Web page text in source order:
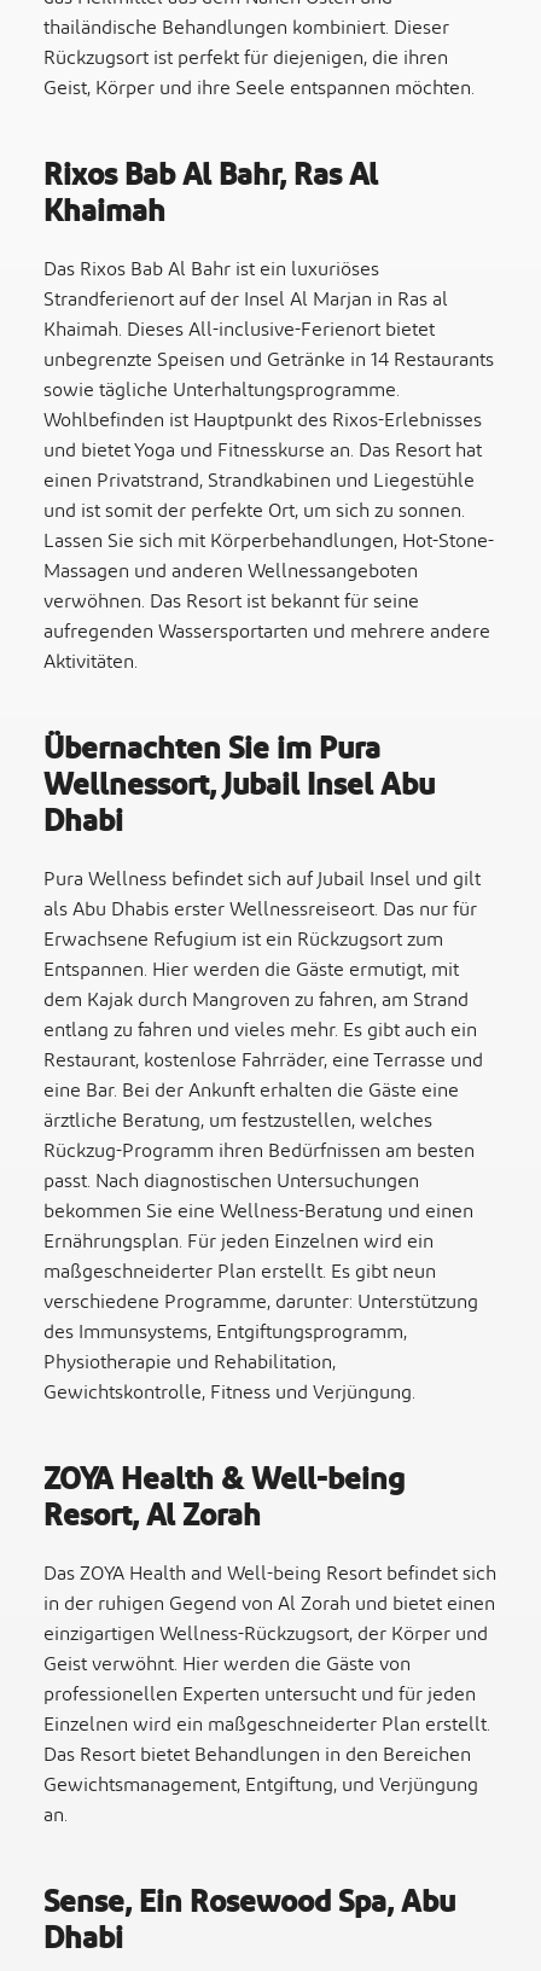
thailändische Behandlungen kombiniert. Dieser
Rückzugsort ist perfekt für diejenigen, die ihren
Geist, Körper und ihre Seele entspannen möchten.
Rixos Bab Al Bahr, Ras Al
Khaimah
Das Rixos Bab Al Bahr ist ein luxuriöses
Strandferienort auf der Insel Al Marjan in Ras al
Khaimah. Dieses All-inclusive-Ferienort bietet
unbegrenzte Speisen und Getränke in 14 Restaurants
sowie tägliche Unterhaltungsprogramme.
Wohlbefinden ist Hauptpunkt des Rixos-Erlebnisses
und bietet Yoga und Fitnesskurse an. Das Resort hat
einen Privatstrand, Strandkabinen und Liegestühle
und ist somit der perfekte Ort, um sich zu sonnen.
Lassen Sie sich mit Körperbehandlungen, Hot-Stone-
Massagen und anderen Wellnessangeboten
verwöhnen. Das Resort ist bekannt für seine
aufregenden Wassersportarten und mehrere andere
Aktivitäten.
Übernachten Sie im Pura
Wellnessort, Jubail Insel Abu
Dhabi
Pura Wellness befindet sich auf Jubail Insel und gilt
als Abu Dhabis erster Wellnessreiseort. Das nur für
Erwachsene Refugium ist ein Rückzugsort zum
Entspannen. Hier werden die Gäste ermutigt, mit
dem Kajak durch Mangroven zu fahren, am Strand
entlang zu fahren und vieles mehr. Es gibt auch ein
Restaurant, kostenlose Fahrräder, eine Terrasse und
eine Bar. Bei der Ankunft erhalten die Gäste eine
ärztliche Beratung, um festzustellen, welches
Rückzug-Programm ihren Bedürfnissen am besten
passt. Nach diagnostischen Untersuchungen
bekommen Sie eine Wellness-Beratung und einen
Ernährungsplan. Für jeden Einzelnen wird ein
maßgeschneiderter Plan erstellt. Es gibt neun
verschiedene Programme, darunter: Unterstützung
des Immunsystems, Entgiftungsprogramm,
Physiotherapie und Rehabilitation,
Gewichtskontrolle, Fitness und Verjüngung.
ZOYA Health & Well-being
Resort, Al Zorah
Das ZOYA Health and Well-being Resort befindet sich
in der ruhigen Gegend von Al Zorah und bietet einen
einzigartigen Wellness-Rückzugsort, der Körper und
Geist verwöhnt. Hier werden die Gäste von
professionellen Experten untersucht und für jeden
Einzelnen wird ein maßgeschneiderter Plan erstellt.
Das Resort bietet Behandlungen in den Bereichen
Gewichtsmanagement, Entgiftung, und Verjüngung
an.
Sense, Ein Rosewood Spa, Abu
Dhabi